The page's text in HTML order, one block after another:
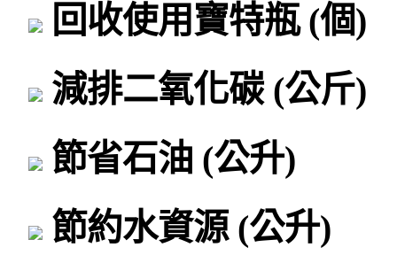
回收使用寶特瓶 (個)
減排二氧化碳 (公斤)
節省石油 (公升)
節約水資源 (公升)